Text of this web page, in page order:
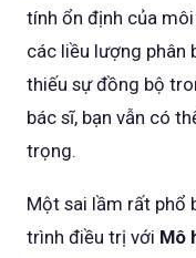
tính ổn định của
các liều lượng phân
thiếu sự đồng bộ
bác sĩ, bạn vẫn có
trọng.
Một sai lầm rất phổ
trình điều trị với Mô